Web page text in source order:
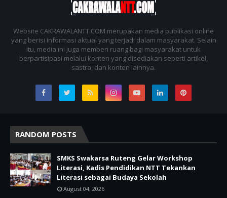
Website CAKRAWALANTT.COM merupakan media publikasi online
yang berisi informasi aktual yang terjadi dalam masyarakat. Selain
itu, media ini juga memberi ruang bagi masyarakat untuk
berpartisipasi melalui konten yang disediakan seperti artikel,
sastra, dan konten lainnya.
RANDOM POSTS
SMKS Swakarsa Ruteng Gelar Workshop
Literasi, Kadis Pendidikan NTT Tekankan
Literasi sebagai Budaya Sekolah
August 04, 2026